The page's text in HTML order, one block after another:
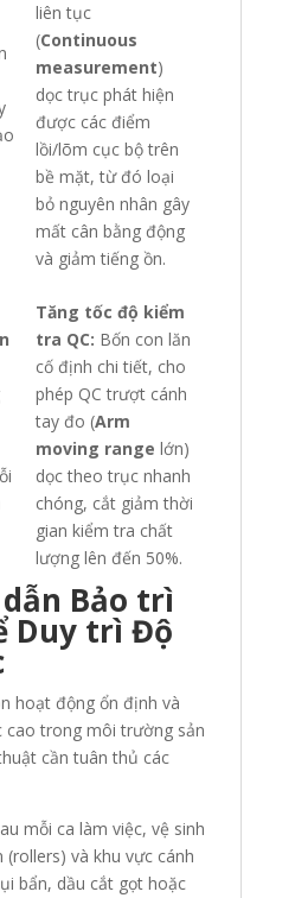
liên tục
(Continuous
measurement)
dọc trục phát hiện
được các điểm
lồi/lõm cục bộ trên
bề mặt, từ đó loại
bỏ nguyên nhân gây
mất cân bằng động
và giảm tiếng ồn.
Tăng tốc độ kiểm
tra QC: Bốn con lăn
cố định chi tiết, cho
phép QC trượt cánh
tay đo (Arm
moving range lớn)
dọc theo trục nhanh
chóng, cắt giảm thời
gian kiểm tra chất
lượng lên đến 50%.
Bảo trì
Duy trì Độ
hoạt động ổn định và
cao trong môi trường sản
cần tuân thủ các
mỗi ca làm việc, vệ sinh
(rollers) và khu vực cánh
bẩn, dầu cắt gọt hoặc